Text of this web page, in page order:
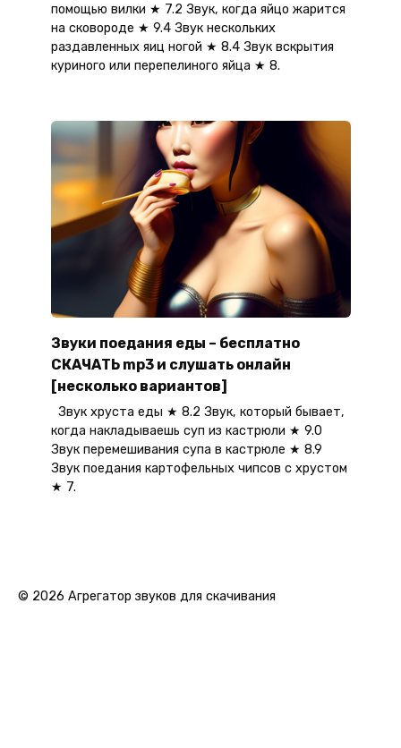
помощью вилки ★ 7.2 Звук, когда яйцо жарится
на сковороде ★ 9.4 Звук нескольких
раздавленных яиц ногой ★ 8.4 Звук вскрытия
куриного или перепелиного яйца ★ 8.
Звуки поедания еды – бесплатно
СКАЧАТЬ mp3 и слушать онлайн
[несколько вариантов]
Звук хруста еды ★ 8.2 Звук, который бывает,
когда накладываешь суп из кастрюли ★ 9.0
Звук перемешивания супа в кастрюле ★ 8.9
Звук поедания картофельных чипсов с хрустом
★ 7.
© 2026 Агрегатор звуков для скачивания